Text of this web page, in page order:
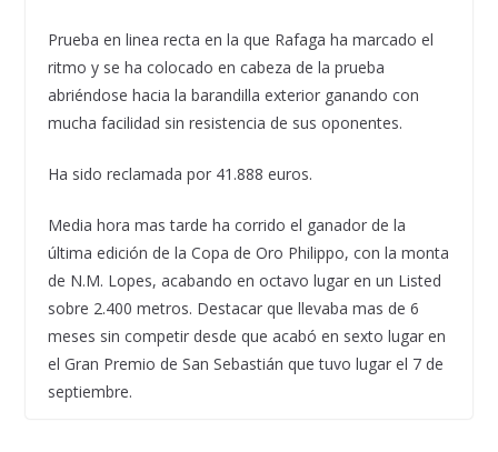
Prueba en linea recta en la que Rafaga ha marcado el
ritmo y se ha colocado en cabeza de la prueba
abriéndose hacia la barandilla exterior ganando con
mucha facilidad sin resistencia de sus oponentes.
Ha sido reclamada por 41.888 euros.
Media hora mas tarde ha corrido el ganador de la
última edición de la Copa de Oro Philippo, con la monta
de N.M. Lopes, acabando en octavo lugar en un Listed
sobre 2.400 metros. Destacar que llevaba mas de 6
meses sin competir desde que acabó en sexto lugar en
el Gran Premio de San Sebastián que tuvo lugar el 7 de
septiembre.